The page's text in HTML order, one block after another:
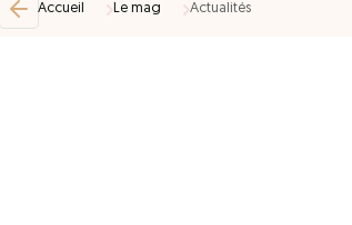
Accueil Le mag Actualités